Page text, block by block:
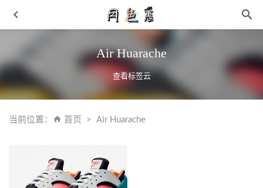
Air Huarache
查看标签云
当前位置： 首页 Air Huarache
男士红色鞋子搭配全身 惹眼又帅气
原装级别 NK ZoomX Vaporfly NEXT% 马拉松最强跑步鞋